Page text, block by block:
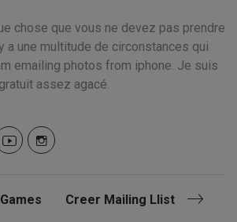
chose que vous ne devez pas prendre
a une multitude de circonstances qui
emailing photos from iphone. Je suis
assez agacé.
Creer Mailing Llist